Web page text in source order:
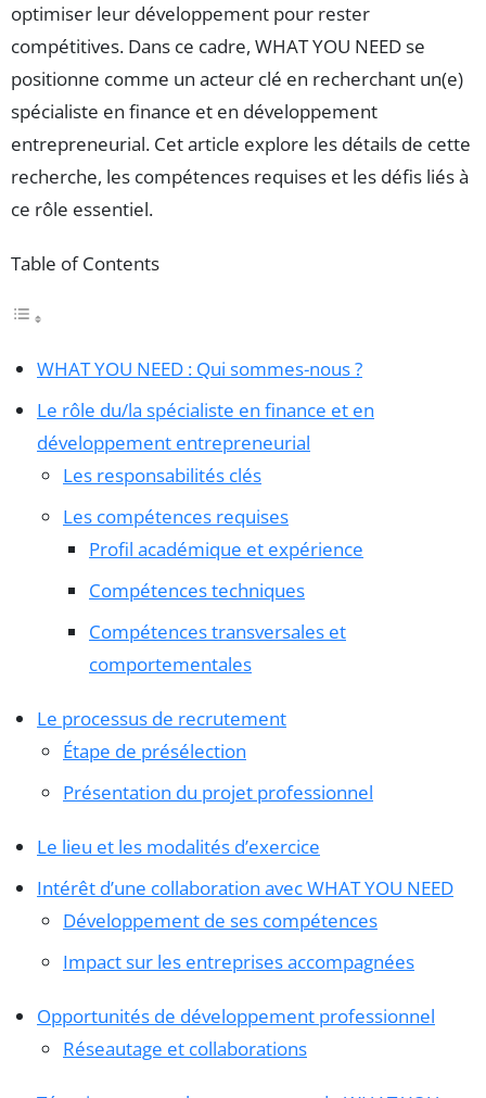
optimiser leur développement pour rester
compétitives. Dans ce cadre, WHAT YOU NEED se
positionne comme un acteur clé en recherchant un(e)
spécialiste en finance et en développement
entrepreneurial. Cet article explore les détails de cette
recherche, les compétences requises et les défis liés à
ce rôle essentiel.
Table of Contents
WHAT YOU NEED : Qui sommes-nous ?
Le rôle du/la spécialiste en finance et en
développement entrepreneurial
Les responsabilités clés
Les compétences requises
Profil académique et expérience
Compétences techniques
Compétences transversales et
comportementales
Le processus de recrutement
Étape de présélection
Présentation du projet professionnel
Le lieu et les modalités d’exercice
Intérêt d’une collaboration avec WHAT YOU NEED
Développement de ses compétences
Impact sur les entreprises accompagnées
Opportunités de développement professionnel
Réseautage et collaborations